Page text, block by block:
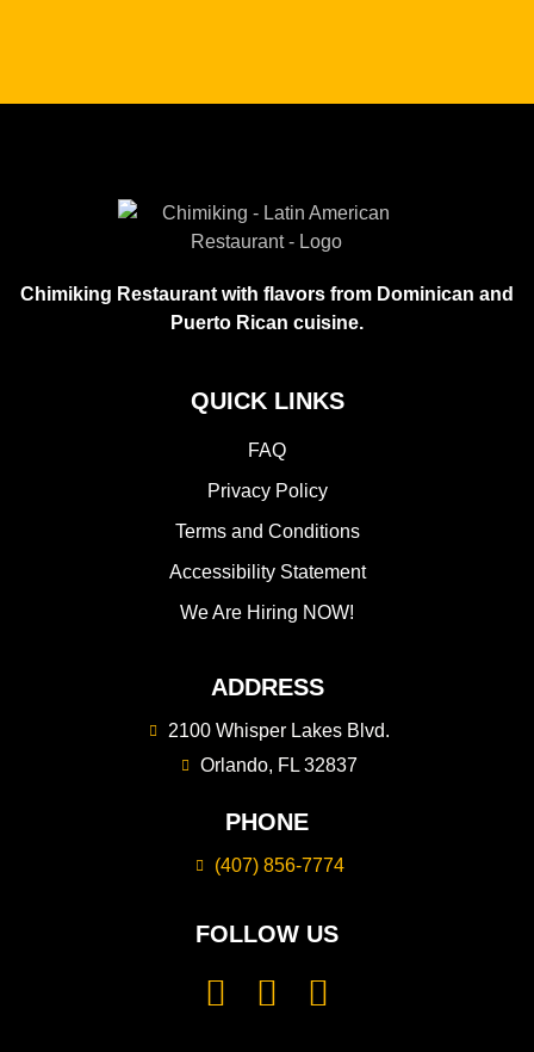
Chimiking Restaurant with flavors from Dominican and
Puerto Rican cuisine.
QUICK LINKS
FAQ
Privacy Policy
Terms and Conditions
Accessibility Statement
We Are Hiring NOW!
ADDRESS
2100 Whisper Lakes Blvd.
Orlando, FL 32837
PHONE
(407) 856-7774
FOLLOW US